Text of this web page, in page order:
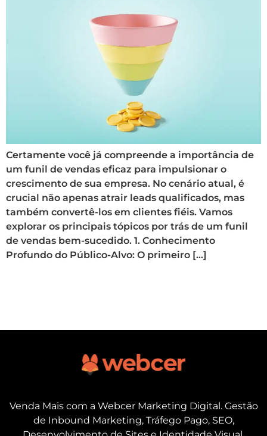
Certamente você já compreende a importância de
um funil de vendas eficaz para impulsionar o
crescimento de sua empresa. No cenário atual, é
crucial não apenas atrair leads qualificados, mas
também convertê-los em clientes fiéis. Vamos
explorar os principais tópicos por trás de um funil
de vendas bem-sucedido. 1. Conhecimento
Profundo do Público-Alvo: O primeiro […]
Venda Mais com a Webcer Marketing Digital. Gestão
de Inbound Marketing, Tráfego Pago, SEO,